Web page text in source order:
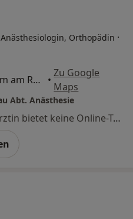
Orthopädin ·
Eibinger Str. 9, Rüdesheim am Rhein •
Zu Google
Maps
Abt. Anästhesie
Dieser Arzt bzw. diese Ärztin bietet keine Online-Terminbuchung an diesem Standort an.